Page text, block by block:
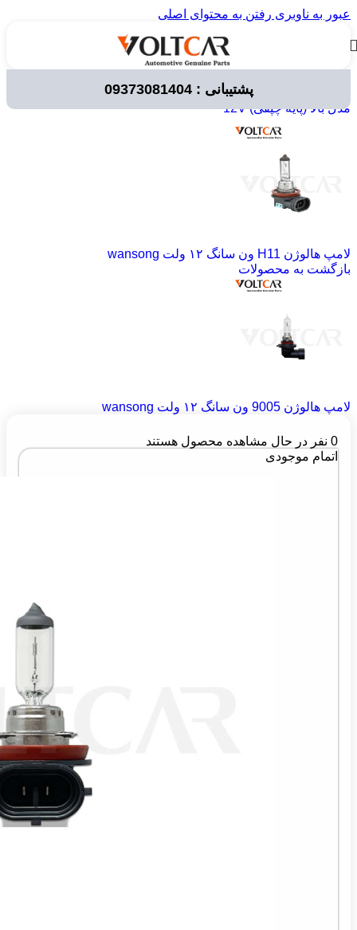
عبور به ناوبری رفتن به محتوای اصلی
پشتیبانی : 09373081404لوازم برقی خودرو/ لامپ خودرویی/ لامپ های 12 ولت
مدل بالا (پایه چپقی) 12V
لامپ هالوژن H11 ون سانگ ۱۲ ولت wansong
بازگشت به محصولات
لامپ هالوژن 9005 ون سانگ ۱۲ ولت wansong
0 نفر در حال مشاهده محصول هستند
اتمام موجودی